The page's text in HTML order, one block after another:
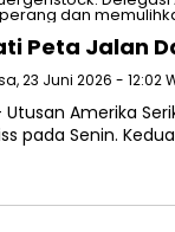
Peta Jalan
23 Juni 2026 - 12:02
– Utusan Amerika
pada Senin.